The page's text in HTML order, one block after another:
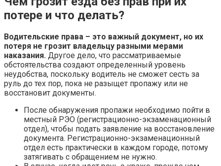
потере и что делать?
Водительские права – это важный документ, но их
потеря не грозит владельцу разными мерами
наказания. Другое дело, что рассматриваемые
обстоятельства создают определенный уровень
неудобства, поскольку водитель не сможет сесть за
руль до тех пор, пока не разыщет пропажу или не
восстановит документы.
После обнаружения пропажи необходимо пойти в
местный РЭО (регистрационно-экзаменационный
отдел), чтобы подать заявление на восстановление
документа. Регистрационно-экзаменационный
отдел есть практически в каждом городе, потому
затягивать с обращением не нужно.